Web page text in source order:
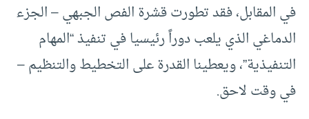
في المقابل، فقد تطورت قشرة الفص الجبهي – الجزء
الدماغي الذي يلعب دوراً رئيسيا في تنفيذ “المهام
التنفيذية”، ويعطينا القدرة على التخطيط والتنظيم –
في وقت لاحق.